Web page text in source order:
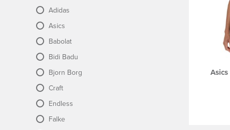
Adidas
Asics
Babolat
Bidi Badu
Bjorn Borg
Craft
Endless
Falke
Asics